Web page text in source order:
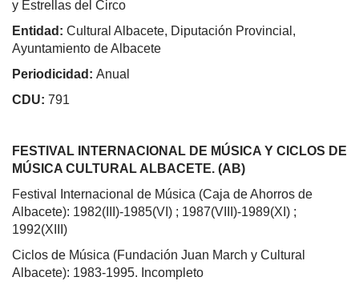
y Estrellas del Circo
Entidad: Cultural Albacete, Diputación Provincial,
Ayuntamiento de Albacete
Periodicidad: Anual
CDU: 791
FESTIVAL INTERNACIONAL DE MÚSICA Y CICLOS DE
MÚSICA CULTURAL ALBACETE. (AB)
Festival Internacional de Música (Caja de Ahorros de
Albacete): 1982(III)-1985(VI) ; 1987(VIII)-1989(XI) ;
1992(XIII)
Ciclos de Música (Fundación Juan March y Cultural
Albacete): 1983-1995. Incompleto